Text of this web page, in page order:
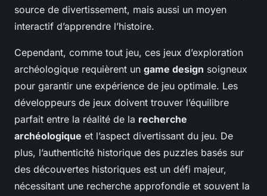
source de divertissement, mais aussi un moyen
interactif d’apprendre l’histoire.
Cependant, comme tout jeu, ces jeux d’exploration
archéologique requièrent un game design soigneux
pour garantir une expérience de jeu optimale. Les
développeurs de jeux doivent trouver l’équilibre
parfait entre la réalité de la recherche
archéologique et l’aspect divertissant du jeu. De
plus, l’authenticité historique des puzzles basés sur
des découvertes historiques est un défi majeur,
nécessitant une recherche approfondie et souvent la